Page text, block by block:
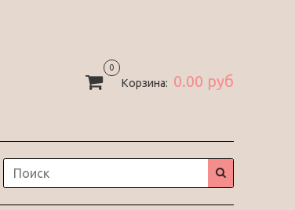
0
Корзина: 0.00 руб